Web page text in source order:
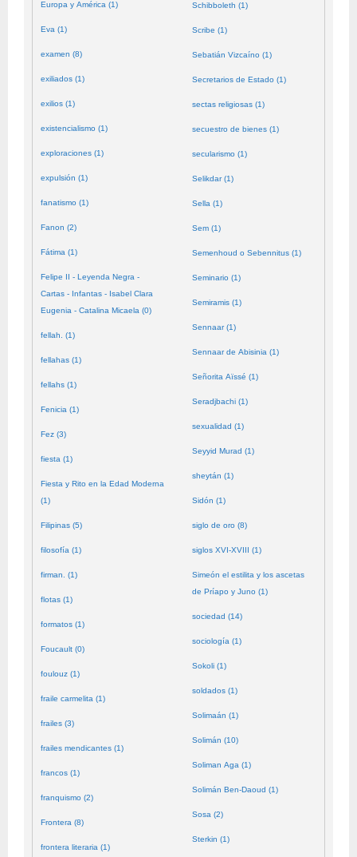
Europa y América (1)
Eva (1)
examen (8)
exiliados (1)
exilios (1)
existencialismo (1)
exploraciones (1)
expulsión (1)
fanatismo (1)
Fanon (2)
Fátima (1)
Felipe II - Leyenda Negra -
Cartas - Infantas - Isabel Clara
Eugenia - Catalina Micaela (0)
fellah. (1)
fellahas (1)
fellahs (1)
Fenicia (1)
Fez (3)
fiesta (1)
Fiesta y Rito en la Edad Moderna
(1)
Filipinas (5)
filosofía (1)
firman. (1)
flotas (1)
formatos (1)
Foucault (0)
foulouz (1)
fraile carmelita (1)
frailes (3)
frailes mendicantes (1)
francos (1)
franquismo (2)
Frontera (8)
frontera literaria (1)
Schibboleth (1)
Scribe (1)
Sebatián Vizcaíno (1)
Secretarios de Estado (1)
sectas religiosas (1)
secuestro de bienes (1)
secularismo (1)
Selikdar (1)
Sella (1)
Sem (1)
Semenhoud o Sebennitus (1)
Seminario (1)
Semiramis (1)
Sennaar (1)
Sennaar de Abisinia (1)
Señorita Aïssé (1)
Seradjbachi (1)
sexualidad (1)
Seyyid Murad (1)
sheytán (1)
Sidón (1)
siglo de oro (8)
siglos XVI-XVIII (1)
Simeón el estilita y los ascetas
de Príapo y Juno (1)
sociedad (14)
sociología (1)
Sokoli (1)
soldados (1)
Solimaán (1)
Solimán (10)
Soliman Aga (1)
Solimán Ben-Daoud (1)
Sosa (2)
Sterkin (1)